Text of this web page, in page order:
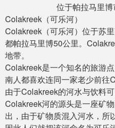
位于帕拉马里
Colakreek（可乐河）
Colakreek（可乐河）位于苏
都帕拉马里博50公里。
地带。
Colakreek是一个知名的旅游
南人都喜欢连同一家老少前往
由于Colakreek的河水与饮料
Colakreek河的源头是一座矿
出，由于矿物质混入河水，所